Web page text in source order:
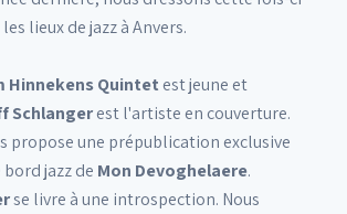
lieux de jazz à Anvers.
Hinnekens Quintet est jeune et
Schlangerest l'artiste en couverture.
propose une prépublication exclusive
jazz de Mon Devoghelaere.
se livre à une introspection. Nous